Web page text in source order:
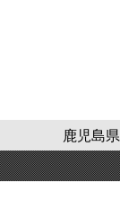
鹿児島